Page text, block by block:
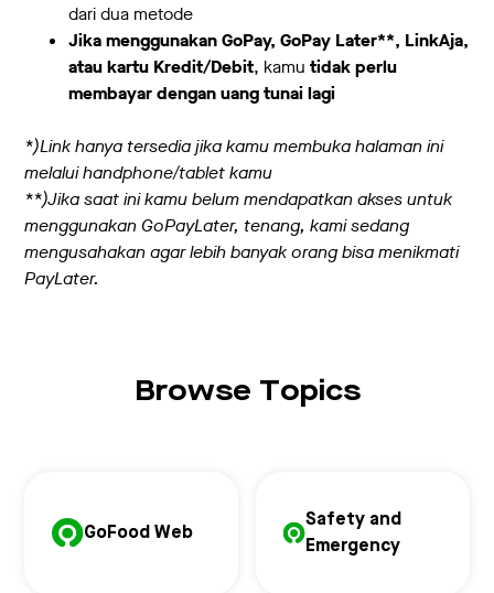
dari dua metode
Jika menggunakan GoPay, GoPay Later**, LinkAja,
atau kartu Kredit/Debit, kamutidak perlu
membayar dengan uang tunai lagi
*)Link hanya tersedia jika kamu membuka halaman ini
melalui handphone/tablet kamu
**)Jika saat ini kamu belum mendapatkan akses untuk
menggunakan GoPayLater, tenang, kami sedang
mengusahakan agar lebih banyak orang bisa menikmati
PayLater.
Browse Topics
GoFood Web
Safety and
Emergency